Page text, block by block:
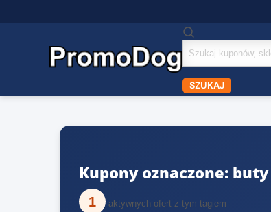
Szukaj
kuponów
SZUKAJ
Kupony oznaczone:
1 aktywnych ofert z tym tagiem